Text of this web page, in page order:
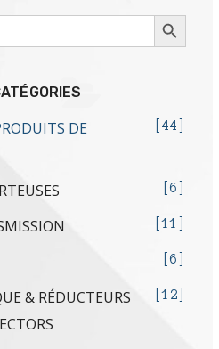
SEARCH BUTTON
DE
44
6
11
6
& RÉDUCTEURS
12